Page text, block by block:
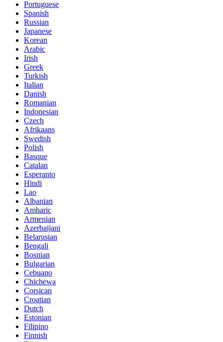
Portuguese
Spanish
Russian
Japanese
Korean
Arabic
Irish
Greek
Turkish
Italian
Danish
Romanian
Indonesian
Czech
Afrikaans
Swedish
Polish
Basque
Catalan
Esperanto
Hindi
Lao
Albanian
Amharic
Armenian
Azerbaijani
Belarusian
Bengali
Bosnian
Bulgarian
Cebuano
Chichewa
Corsican
Croatian
Dutch
Estonian
Filipino
Finnish